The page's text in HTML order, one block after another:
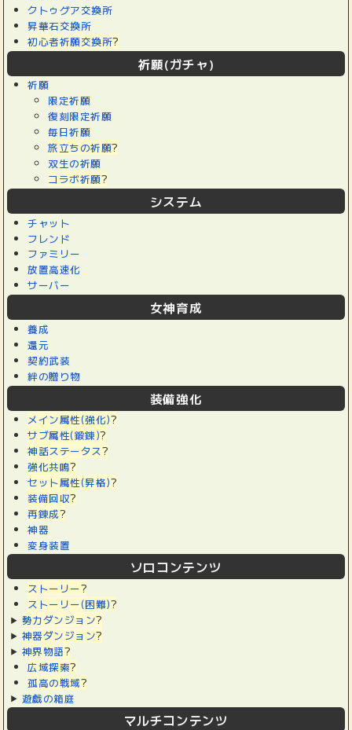
クトゥグア交換所
昇華石交換所
初心者祈願交換所?
祈願(ガチャ)
祈願
限定祈願
復刻限定祈願
毎日祈願
旅立ちの祈願?
双生の祈願
コラボ祈願?
システム
チャット
フレンド
ファミリー
放置高速化
サーバー
女神育成
養成
還元
契約武装
絆の贈り物
装備強化
メイン属性(強化)?
サブ属性(鍛錬)?
神話ステータス?
強化共鳴?
セット属性(昇格)?
装備回収?
再錬成?
神器
変身装置
ソロコンテンツ
ストーリー?
ストーリー(困難)?
勢力ダンジョン?
神器ダンジョン?
神界物語?
広域探索?
孤高の戦域?
遊戯の箱庭
マルチコンテンツ